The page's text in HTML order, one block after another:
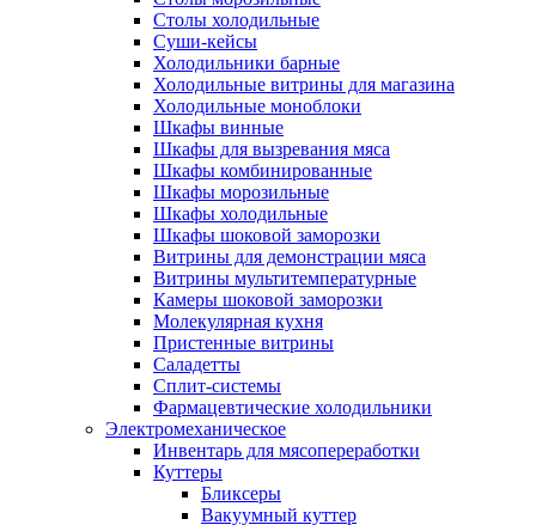
Столы холодильные
Суши-кейсы
Холодильники барные
Холодильные витрины для магазина
Холодильные моноблоки
Шкафы винные
Шкафы для вызревания мяса
Шкафы комбинированные
Шкафы морозильные
Шкафы холодильные
Шкафы шоковой заморозки
Витрины для демонстрации мяса
Витрины мультитемпературные
Камеры шоковой заморозки
Молекулярная кухня
Пристенные витрины
Саладетты
Сплит-системы
Фармацевтические холодильники
Электромеханическое
Инвентарь для мясопереработки
Куттеры
Бликсеры
Вакуумный куттер